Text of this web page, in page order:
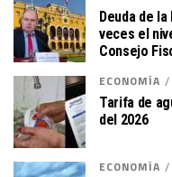
Deuda de
veces el
Consejo
ECONOMÍA
Tarifa de
del 2026
ECONOMÍA